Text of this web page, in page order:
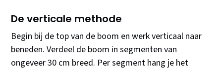
De verticale methode
Begin bij de top van de boom en werk verticaal naar
beneden. Verdeel de boom in segmenten van
ongeveer 30 cm breed. Per segment hang je het